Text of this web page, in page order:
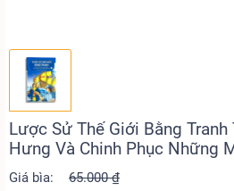
Lược Sử Thế Giới Bằng
Hưng Và Chinh Phục Những
Giá bìa:
65.000 ₫